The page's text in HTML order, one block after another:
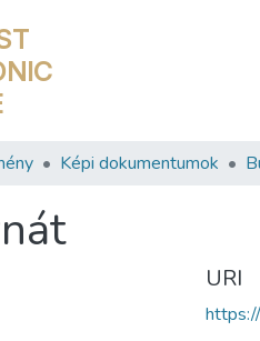
Képi dokumentumok
URI